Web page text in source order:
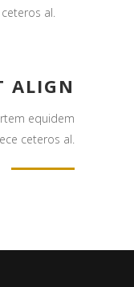
al.
ALIGN
equidem
ceteros al.